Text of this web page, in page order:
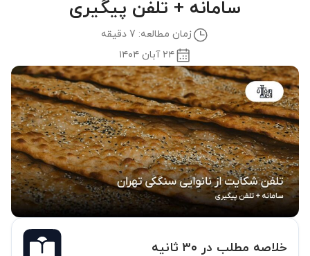
سامانه + تلفن پیگیری
زمان مطالعه: 7 دقیقه
۲۴ آبان ۱۴۰۴
خلاصه مطلب در ۳۰ ثانیه